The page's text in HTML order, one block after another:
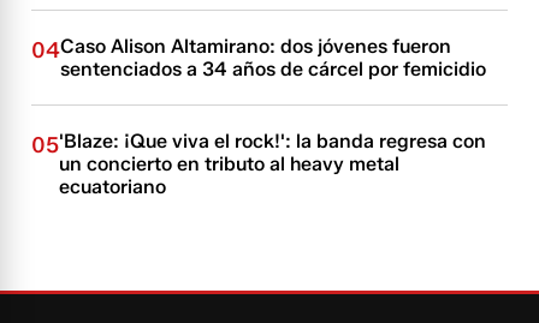
04Caso Alison Altamirano: dos jóvenes fueron
sentenciados a 34 años de cárcel por femicidio
05'Blaze: ¡Que viva el rock!': la banda regresa con
un concierto en tributo al heavy metal
ecuatoriano